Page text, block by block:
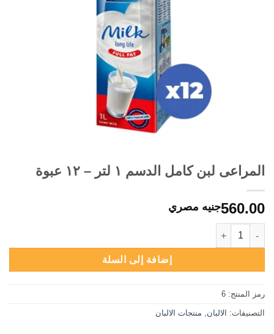
المراعى لبن كامل الدسم ١ لتر – ١٢ عبوة
560.00جنيه مصري
كمية المراعى لبن كامل الدسم ١ لتر - ١٢ عبوة
إضافة إلى السلة
رمز المنتج: 6
التصنيفات: الالبان منتجات الالبان